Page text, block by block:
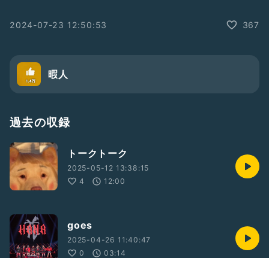
2024-07-23 12:50:53 367
暇人
過去の収録
トークトーク
2025-05-12 13:38:15
4
12:00
goes
2025-04-26 11:40:47
0
03:14